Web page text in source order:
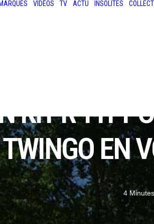
MARQUES VIDÉOS TV ACTU INSOLITES
KIT R-FIT
EN
4 Minutes